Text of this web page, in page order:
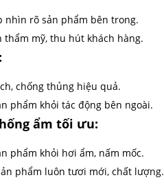
nhìn rõ sản phẩm bên trong.
thẩm mỹ, thu hút khách hàng.
chống thủng hiệu quả.
phẩm khỏi tác động bên ngoài.
ẩm tối ưu:
phẩm khỏi hơi ẩm, nấm mốc.
phẩm luôn tươi mới, chất lượng.